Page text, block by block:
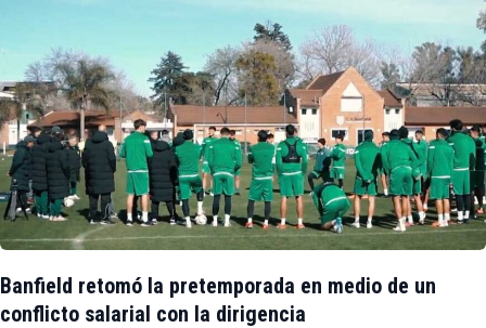
Banfield retomó la pretemporada en medio de un
conflicto salarial con la dirigencia